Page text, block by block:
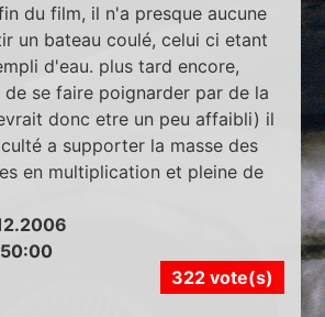
du film, il n'a presque aucune
un bateau coulé, celui ci etant
d'eau. plus tard encore,
se faire poignarder par de la
donc etre un peu affaibli) il
a supporter la masse des
en multiplication et pleine de
322 vote(s)